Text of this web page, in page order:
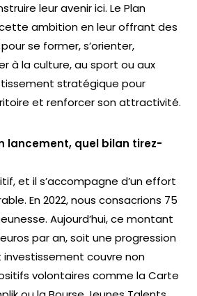
leur avenir ici. Le Plan
ambition en leur offrant des
se former, s’orienter,
à la culture, au sport ou aux
stratégique pour
et renforcer son attractivité.
lancement, quel bilan tirez-
et il s’accompagne d’un effort
En 2022, nous consacrions 75
Aujourd’hui, ce montant
par an, soit une progression
investissement couvre non
volontaires comme la Carte